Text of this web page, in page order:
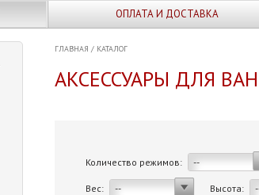
ОПЛАТА И ДОСТАВКА
ГЛАВНАЯ / КАТАЛОГ
АКСЕССУАРЫ ДЛЯ
Количество режимов:
--
Вес: -- Высота: